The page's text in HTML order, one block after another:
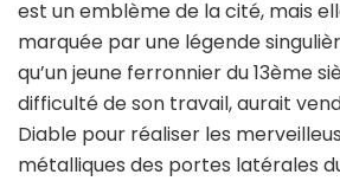
est un emblème de la cité, mais
marquée par une légende
qu’un jeune ferronnier du 13ème
difficulté de son travail, aurait
Diable pour réaliser les
métalliques des portes latérales